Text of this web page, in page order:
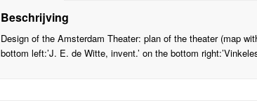
Beschrijving
Design of the Amsterdam Theater: plan of the theater (map
bottom left:’J. E. de Witte, invent.’ on the bottom